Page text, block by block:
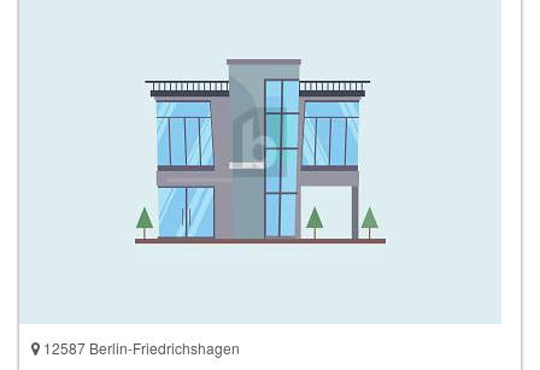
12587 Berlin-Friedrichshagen